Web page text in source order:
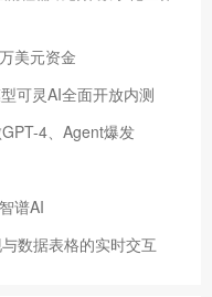
美元资金
可灵AI全面开放内测
4、Agent爆发
谱AI
数据表格的实时交互